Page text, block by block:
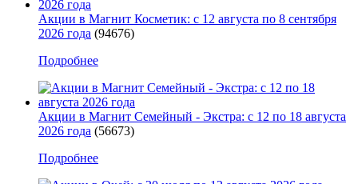
Акции в Магнит Косметик: с 12 августа по 8 сентября
2026 года (94676)
Подробнее
Акции в Магнит Семейный - Экстра: с 12 по 18 августа
2026 года (56673)
Подробнее